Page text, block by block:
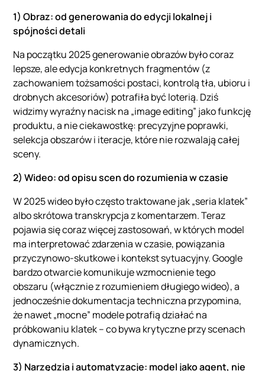
1) Obraz: od generowania do edycji lokalnej i
spójności detali
Na początku 2025 generowanie obrazów było coraz
lepsze, ale edycja konkretnych fragmentów (z
zachowaniem tożsamości postaci, kontrolą tła, ubioru i
drobnych akcesoriów) potrafiła być loterią. Dziś
widzimy wyraźny nacisk na „image editing” jako funkcję
produktu, a nie ciekawostkę: precyzyjne poprawki,
selekcja obszarów i iteracje, które nie rozwalają całej
sceny.
2) Wideo: od opisu scen do rozumienia w czasie
W 2025 wideo było często traktowane jak „seria klatek”
albo skrótowa transkrypcja z komentarzem. Teraz
pojawia się coraz więcej zastosowań, w których model
ma interpretować zdarzenia w czasie, powiązania
przyczynowo-skutkowe i kontekst sytuacyjny. Google
bardzo otwarcie komunikuje wzmocnienie tego
obszaru (włącznie z rozumieniem długiego wideo), a
jednocześnie dokumentacja techniczna przypomina,
że nawet „mocne” modele potrafią działać na
próbkowaniu klatek – co bywa krytyczne przy scenach
dynamicznych.
3) Narzędzia i automatyzacje: model jako agent, nie